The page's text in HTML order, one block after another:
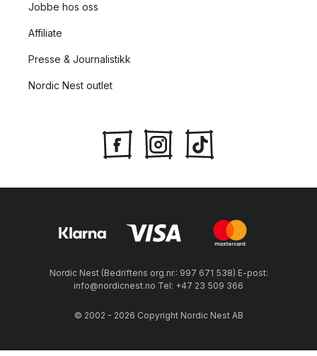
Jobbe hos oss
Affiliate
Presse & Journalistikk
Nordic Nest outlet
Nordic Nest (Bedriftens org.nr.: 997 671 538) E-post:
info@nordicnest.no Tel: +47 23 509 366
© 2002 - 2026 Copyright Nordic Nest AB